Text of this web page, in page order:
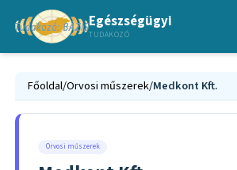
Egészségügyi
TUDAKOZÓ
Főoldal/Orvosi műszerek/Medkont Kft.
Orvosi műszerek